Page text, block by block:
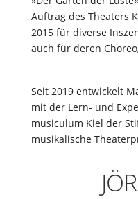
Auftrag des Theaters
2015 für diverse
auch für deren
Seit 2019 entwickelt
mit der Lern- und
musiculum Kiel der
musikalische